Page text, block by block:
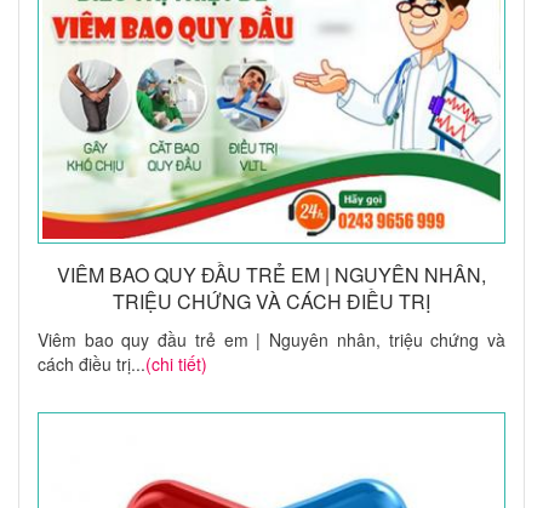
VIÊM BAO QUY ĐẦU TRẺ EM | NGUYÊN NHÂN,
TRIỆU CHỨNG VÀ CÁCH ĐIỀU TRỊ
Viêm bao quy đầu trẻ em | Nguyên nhân, triệu chứng và
cách điều trị...(chi tiết)